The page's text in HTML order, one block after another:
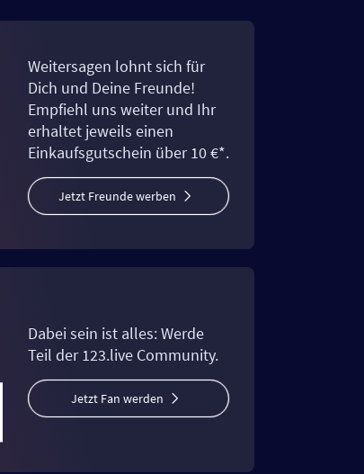
Weitersagen lohnt sich für
Dich und Deine Freunde!
Empfiehl uns weiter und Ihr
erhaltet jeweils einen
Einkaufsgutschein über 10 €*.
Jetzt Freunde werben
Dabei sein ist alles: Werde
Teil der 123.live Community.
Jetzt Fan werden